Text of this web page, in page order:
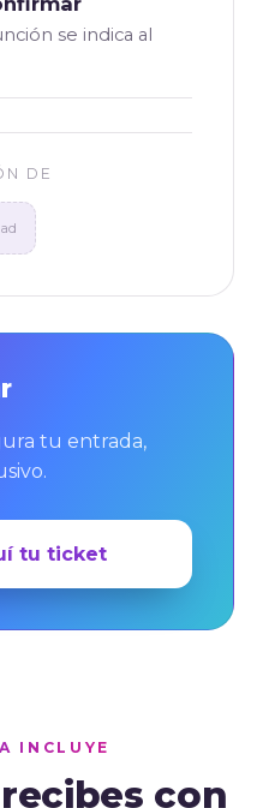
se indica al
DE
tu entrada,
tu ticket
INCLUYE
con